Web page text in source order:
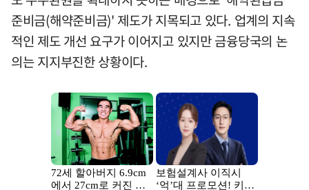
준비금(해약준비금)' 제도가 지목되고 있다. 업계의 지속
적인 제도 개선 요구가 이어지고 있지만 금융당국의 논
의는 지지부진한 상황이다.